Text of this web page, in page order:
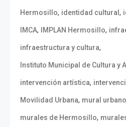
Hermosillo, identidad cultural,
IMCA, IMPLAN Hermosillo,
infraestructura y cultura,
Instituto Municipal de Cultura y
intervención artística,
Movilidad Urbana, mural urbano
murales de Hermosillo,